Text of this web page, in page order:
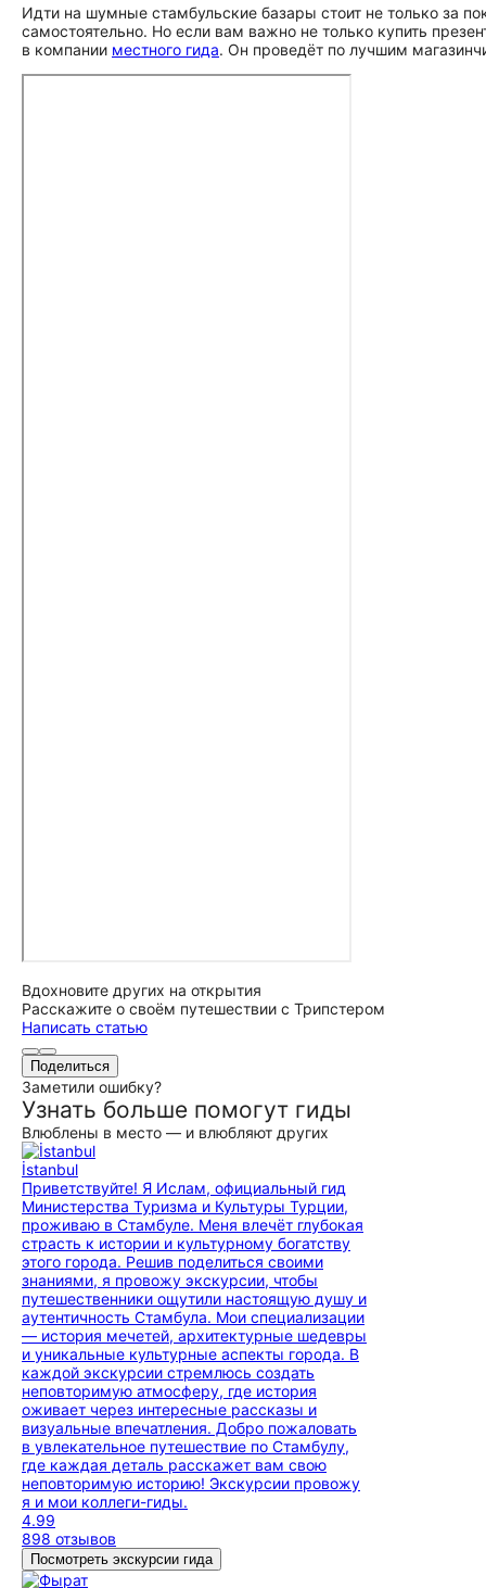
Идти на шумные стамбульские базары стоит не только за
самостоятельно. Но если вам важно не только купить
в компании местного гида. Он проведёт по лучшим
Вдохновите других на открытия
Расскажите о своём путешествии с Трипстером
Написать статью
Поделиться
Заметили ошибку?
Узнать больше помогут гиды
Влюблены в место — и влюбляют других
İstanbul
Приветствуйте! Я Ислам, официальный гид
Министерства Туризма и Культуры Турции,
проживаю в Стамбуле. Меня влечёт глубокая
страсть к истории и культурному богатству
этого города. Решив поделиться своими
знаниями, я провожу экскурсии, чтобы
путешественники ощутили настоящую душу и
аутентичность Стамбула. Мои специализации
— история мечетей, архитектурные шедевры
и уникальные культурные аспекты города. В
каждой экскурсии стремлюсь создать
неповторимую атмосферу, где история
оживает через интересные рассказы и
визуальные впечатления. Добро пожаловать
в увлекательное путешествие по Стамбулу,
где каждая деталь расскажет вам свою
неповторимую историю! Экскурсии провожу
я и мои коллеги-гиды.
4.99
898 отзывов
Посмотреть экскурсии гида